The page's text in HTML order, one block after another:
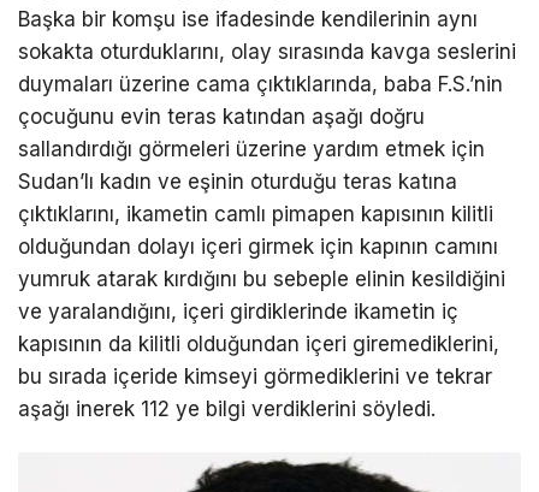
Başka bir komşu ise ifadesinde kendilerinin aynı
sokakta oturduklarını, olay sırasında kavga seslerini
duymaları üzerine cama çıktıklarında, baba F.S.’nin
çocuğunu evin teras katından aşağı doğru
sallandırdığı görmeleri üzerine yardım etmek için
Sudan’lı kadın ve eşinin oturduğu teras katına
çıktıklarını, ikametin camlı pimapen kapısının kilitli
olduğundan dolayı içeri girmek için kapının camını
yumruk atarak kırdığını bu sebeple elinin kesildiğini
ve yaralandığını, içeri girdiklerinde ikametin iç
kapısının da kilitli olduğundan içeri giremediklerini,
bu sırada içeride kimseyi görmediklerini ve tekrar
aşağı inerek 112 ye bilgi verdiklerini söyledi.